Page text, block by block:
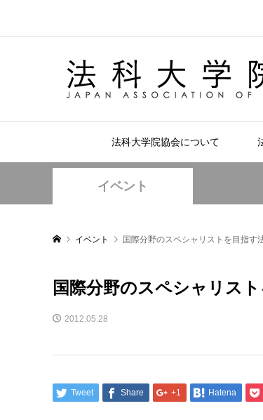
法科大学院協会について
イベント
イベント 国際分野のスペシャリストを目指す
国際分野のスペシャリス
2012.05.28
Tweet Share +1 Hatena